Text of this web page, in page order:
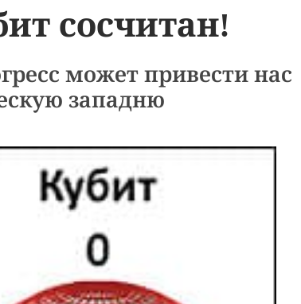
сосчитан!
может привести нас
западню